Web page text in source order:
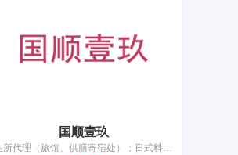
国顺壹玖
住所代理（旅馆、供膳寄宿处）；日式料理餐厅；茶馆；酒吧服务；餐厅；提供野营场地设施；养老院；日间托儿所（看孩子）；动物寄养；出租椅子、桌子、桌布和玻璃器皿